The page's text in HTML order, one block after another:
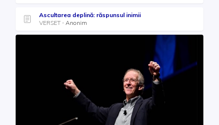
Ascultarea deplină: răspunsul inimii
VERSET
Anonim